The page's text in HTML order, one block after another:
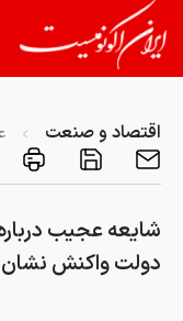
اقتصاد و صنعت
شایعه عجیب
دولت واکنش نشان